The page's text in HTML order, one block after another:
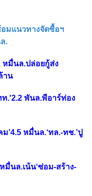
อมแนวทางจัดซื้อฯ
.
หมื่นล.ปล่อยกู้ส่ง
าน
ท.'2.2 พันล.พีอาร์ท่อง
’4.5 หมื่นล.‘ทล.-ทช.’ปู
มื่นล.เน้น‘ซ่อม-สร้าง-